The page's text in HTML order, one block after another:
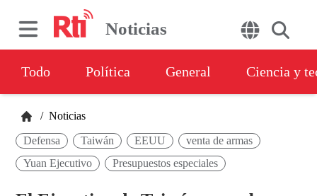
Noticias
Todo Política General Ciencia y
/ Noticias
Defensa Taiwán EEUU
venta de armas
Yuan Ejecutivo
Presupuestos especiales